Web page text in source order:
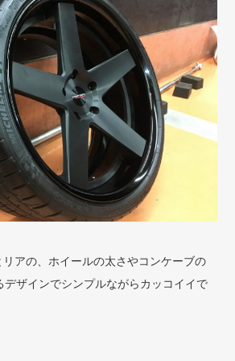
アの、ホイールの太さやコンケーブの
デザインでシンプルながらカッコイイで